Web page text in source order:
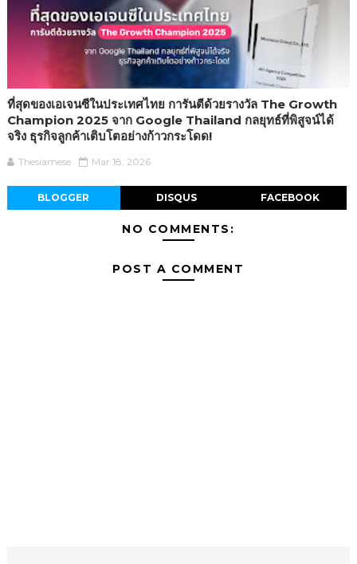
ที่สุดของเอเจนซีในประเทศไทย การันตีด้วยรางวัล The Growth
Champion 2025 จาก Google Thailand กลยุทธ์ที่พิสูจน์ได้
จริง ธุรกิจลูกค้าเติบโตอย่างก้าวกระโดด!
Thesiamese Mar 18, 2026
BLOGGER DISQUS FACEBOOK
NO COMMENTS:
POST A COMMENT